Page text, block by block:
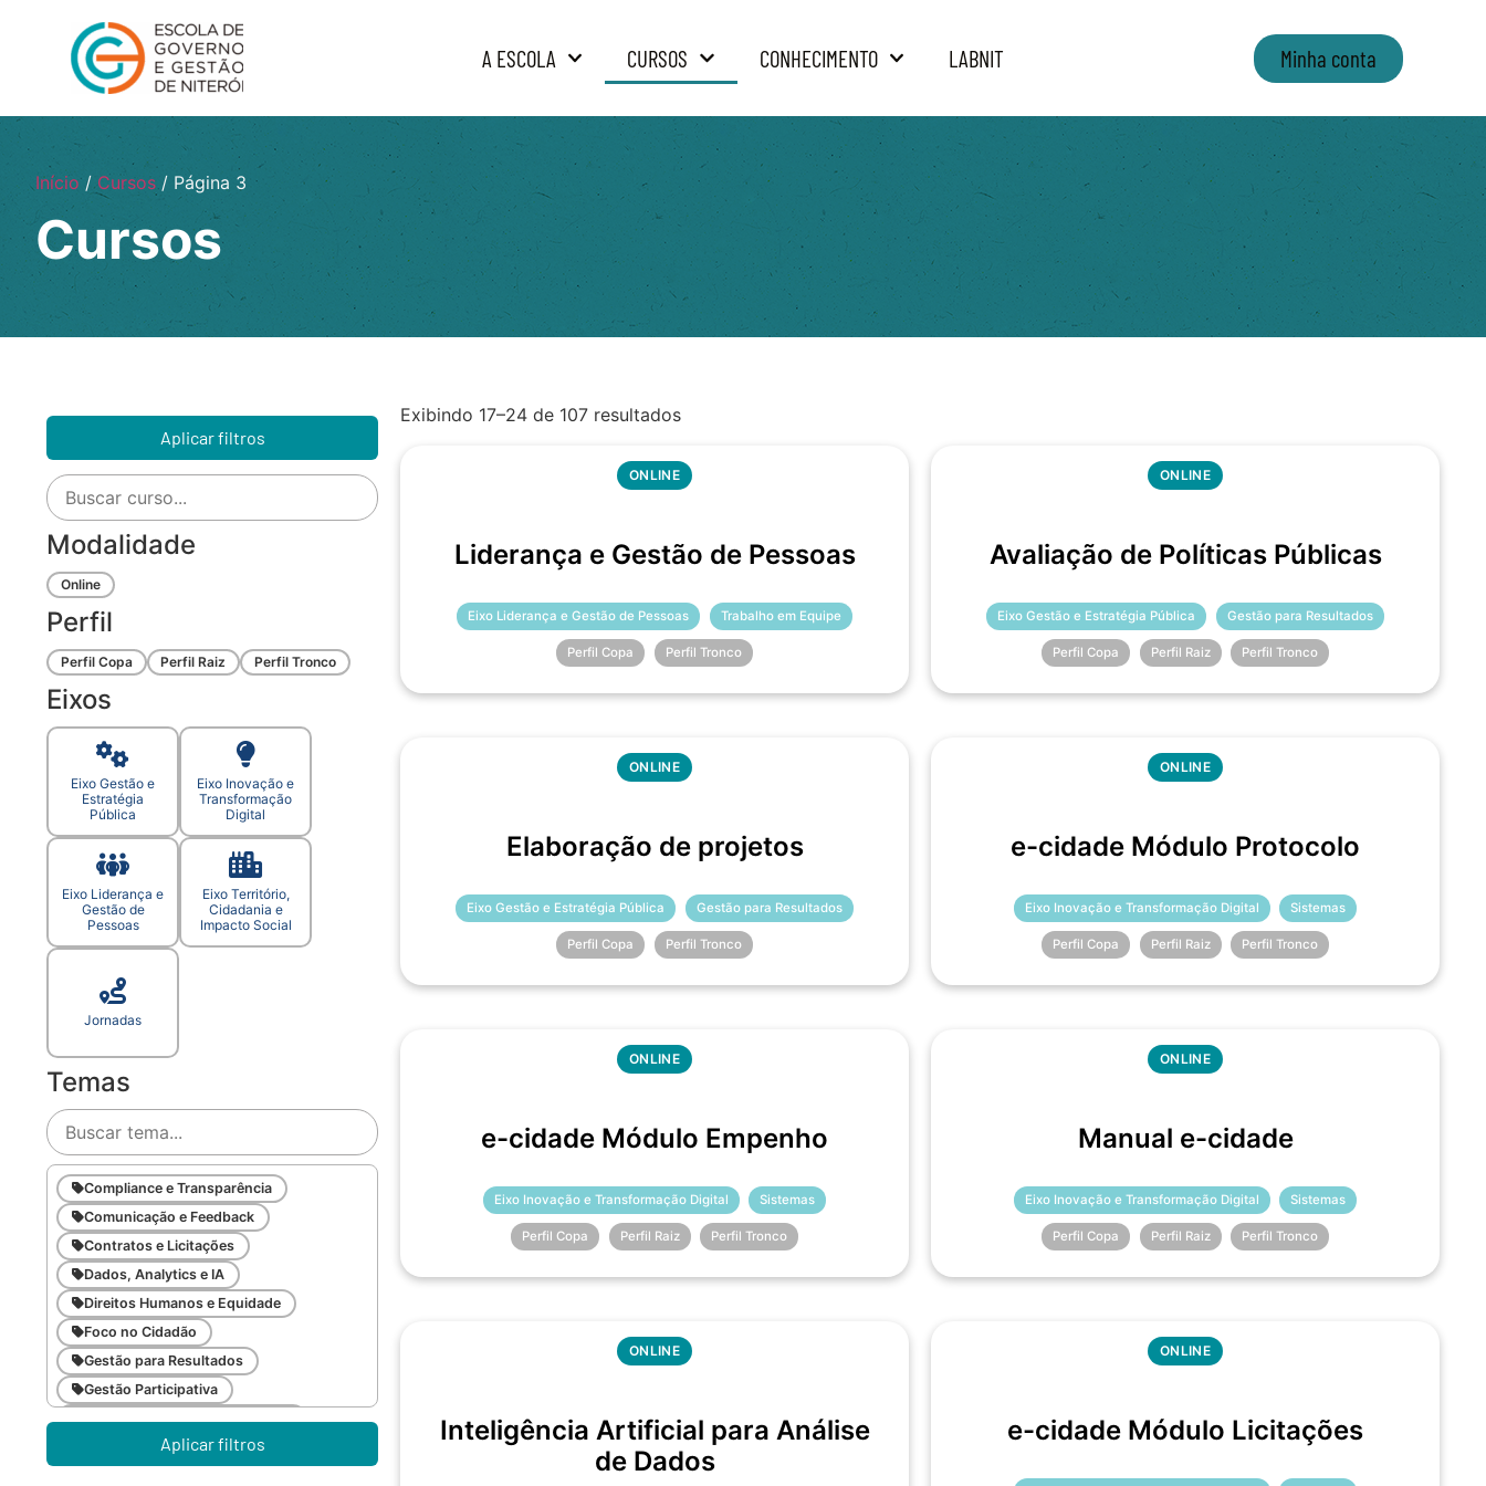
A ESCOLA CURSOS CONHECIMENTO LABNIT Minha conta
Início/Cursos/ Página 3
Cursos
Aplicar filtros
Modalidade
Online
Perfil
Perfil Copa Perfil Raiz Perfil Tronco
Eixos
Eixo Gestão e
Estratégia
Pública
Eixo Inovação e
Transformação
Digital
Eixo Liderança e
Gestão de
Pessoas
Eixo Território,
Cidadania e
Impacto Social
Jornadas
Temas
Compliance e Transparência
Comunicação e Feedback
Contratos e Licitações
Dados, Analytics e IA
Direitos Humanos e Equidade
Foco no Cidadão
Gestão para Resultados
Gestão Participativa
Inovação e Gestão da Mudança
Inteligência Emocional
Aplicar filtros
Exibindo 17–24 de 107 resultados
ONLINE
Liderança e Gestão de Pessoas
Eixo Liderança e Gestão de Pessoas Trabalho em Equipe
Perfil Copa Perfil Tronco
ONLINE
Avaliação de Políticas Públicas
Eixo Gestão e Estratégia Pública Gestão para Resultados
Perfil Copa Perfil Raiz Perfil Tronco
ONLINE
Elaboração de projetos
Eixo Gestão e Estratégia Pública Gestão para Resultados
Perfil Copa Perfil Tronco
ONLINE
e-cidade Módulo Protocolo
Eixo Inovação e Transformação Digital Sistemas
Perfil Copa Perfil Raiz Perfil Tronco
ONLINE
e-cidade Módulo Empenho
Eixo Inovação e Transformação Digital Sistemas
Perfil Copa Perfil Raiz Perfil Tronco
ONLINE
Manual e-cidade
Eixo Inovação e Transformação Digital Sistemas
Perfil Copa Perfil Raiz Perfil Tronco
ONLINE
Inteligência Artificial para Análise
de Dados
ONLINE
e-cidade Módulo Licitações